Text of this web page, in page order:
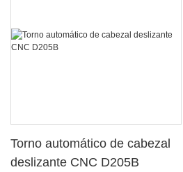
Torno automático de cabezal
deslizante CNC D205B